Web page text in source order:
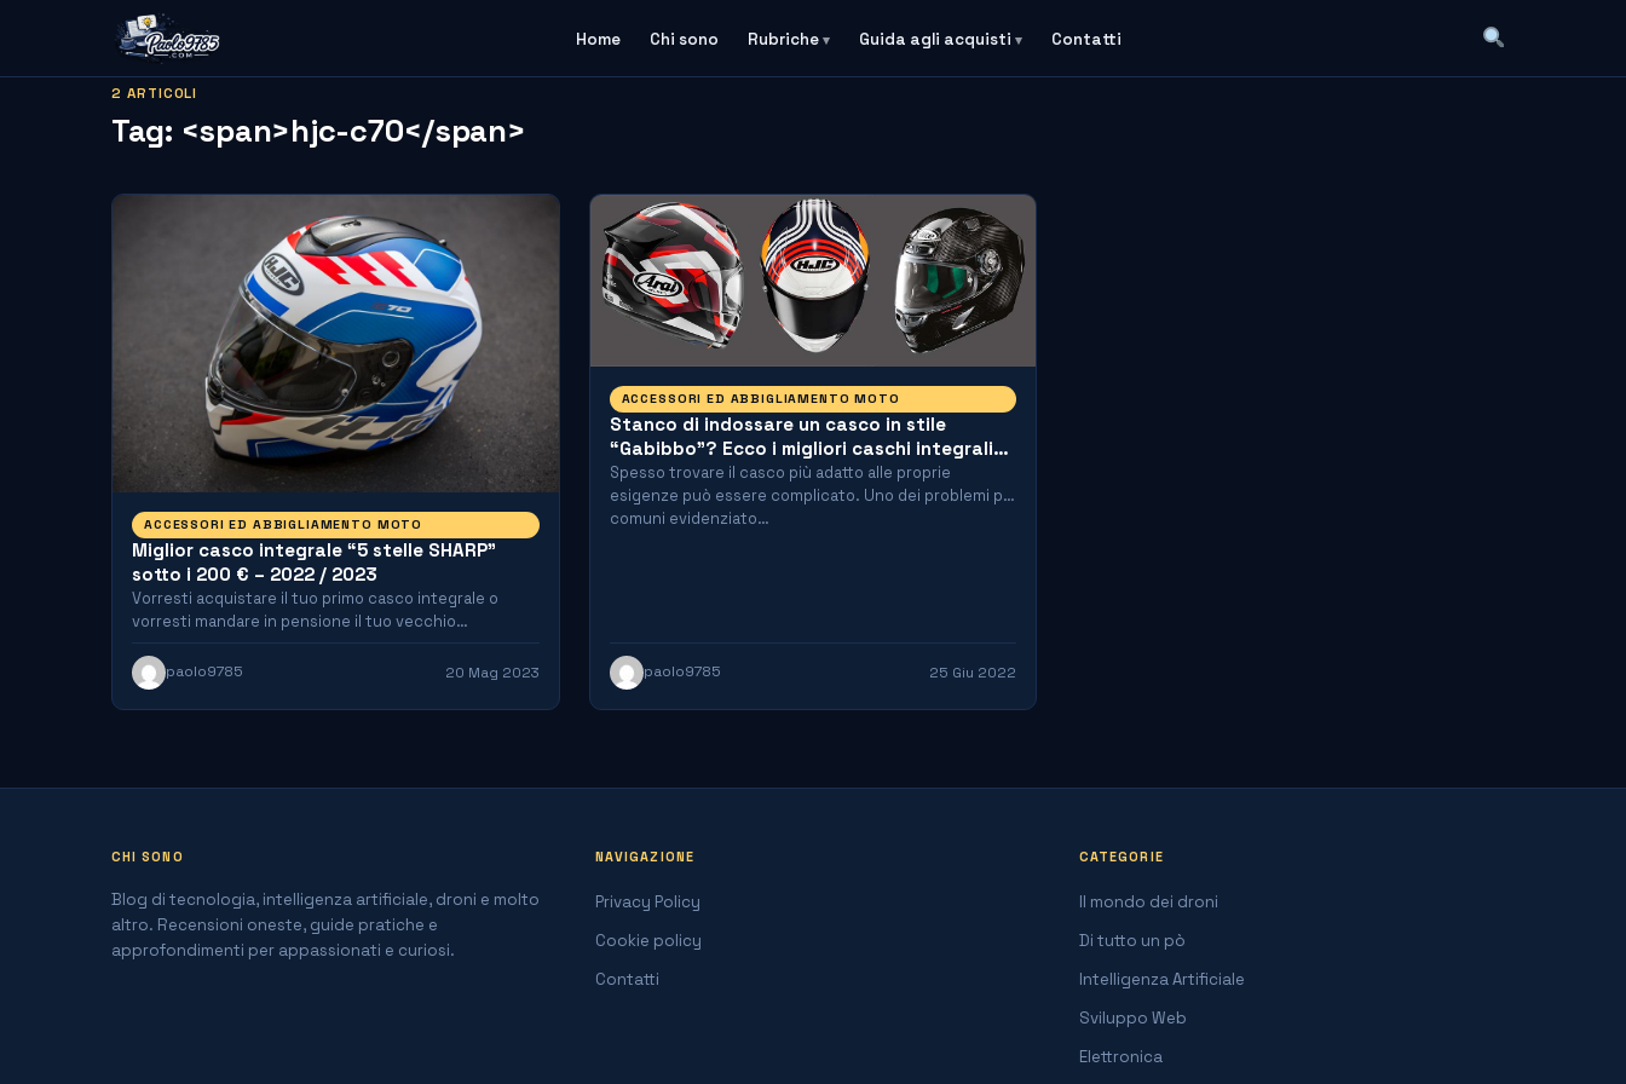
Home Chi sono Rubriche Guida agli acquisti Contatti
2 ARTICOLI
Tag: <span>hjc-c70</span>
ACCESSORI ED ABBIGLIAMENTO MOTO
Miglior casco integrale “5 stelle SHARP”
sotto i 200 € – 2022 / 2023
Vorresti acquistare il tuo primo casco integrale o
vorresti mandare in pensione il tuo vecchio
compagno di avventure…
paolo9785 20 Mag 2023
ACCESSORI ED ABBIGLIAMENTO MOTO
Stanco di indossare un casco in stile
“Gabibbo”? Ecco i migliori caschi integrali
dalle dimensioni compatte!
Spesso trovare il casco più adatto alle proprie
esigenze può essere complicato. Uno dei problemi più
comuni evidenziato…
paolo9785 25 Giu 2022
CHI SONO
Blog di tecnologia, intelligenza artificiale, droni e molto
altro. Recensioni oneste, guide pratiche e
approfondimenti per appassionati e curiosi.
NAVIGAZIONE
Privacy Policy
Cookie policy
Contatti
CATEGORIE
Il mondo dei droni
Di tutto un pò
Intelligenza Artificiale
Sviluppo Web
Elettronica